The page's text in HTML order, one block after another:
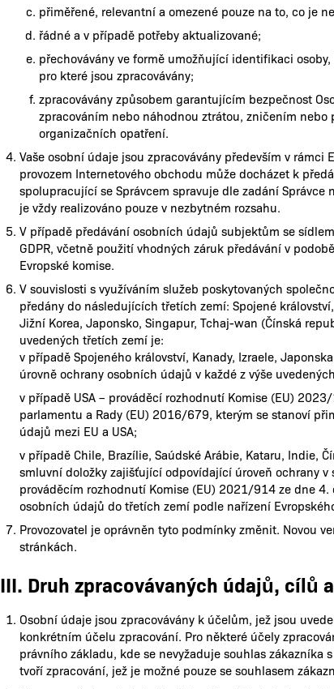
přiměřené, relevantní a omezené pouze na to, co je
řádné a v případě potřeby aktualizované;
přechovávány ve formě umožňující identifikaci
pro které jsou zpracovávány;
zpracovávány způsobem garantujícím bezpečnost
zpracováním nebo náhodnou ztrátou, zničením
organizačních opatření.
Vaše osobní údaje jsou zpracovávány především v rámci
provozem Internetového obchodu může docházet k
spolupracující se Správcem spravuje dle zadání
je vždy realizováno pouze v nezbytném rozsahu.
V případě předávání osobních údajů subjektům se
GDPR, včetně použití vhodných záruk předávání v
Evropské komise.
V souvislosti s využíváním služeb poskytovaných
předány do následujících třetích zemí: Spojené
Jižní Korea, Japonsko, Singapur, Tchaj-wan (Čínská
uvedených třetích zemí je:
v případě Spojeného království, Kanady, Izraele,
úrovně ochrany osobních údajů v každé z výše
v případě USA – prováděcí rozhodnutí Komise (EU)
parlamentu a Rady (EU) 2016/679, kterým se stanoví
údajů mezi EU a USA;
v případě Chile, Brazílie, Saúdské Arábie, Kataru, Indie,
smluvní doložky zajišťující odpovídající úroveň ochrany
prováděcím rozhodnutí Komise (EU) 2021/914 ze dne
osobních údajů do třetích zemí podle nařízení
Provozovatel je oprávněn tyto podmínky změnit. Novou
stránkách.
III. Druh zpracovávaných údajů, cílů
Osobní údaje jsou zpracovávány k účelům, jež jsou
konkrétním účelu zpracování. Pro některé účely
právního základu, kde se nevyžaduje souhlas
tvoří zpracování, jež je možné pouze se souhlasem